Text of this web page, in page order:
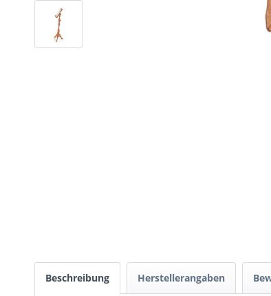
Beschreibung Herstellerangaben